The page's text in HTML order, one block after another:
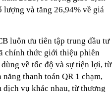
lượng và tăng 26,94% về giá
luôn ưu tiên tập trung đầu tư
chính thức giới thiệu phiên
về tốc độ và sự tiện lợi, từ
thanh toán QR 1 chạm,
vụ khác nhau, từ thương